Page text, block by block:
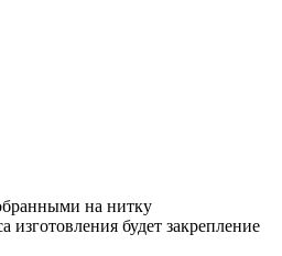
на нитку
будет закрепление